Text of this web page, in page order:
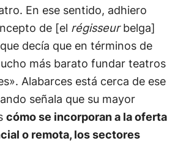
En ese sentido, adhiero
de [el régisseurbelga]
decía que en términos de
más barato fundar teatros
Alabarces está cerca de ese
señala que su mayor
cómo se incorporan a la oferta
o remota, los sectores